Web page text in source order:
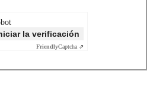
la verificación
FriendlyCaptcha ⇗